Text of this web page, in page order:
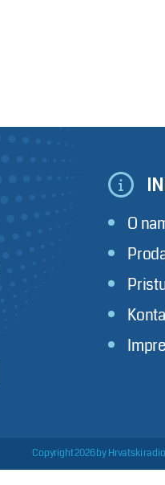
O
Copyright 2026 by Hrvatski